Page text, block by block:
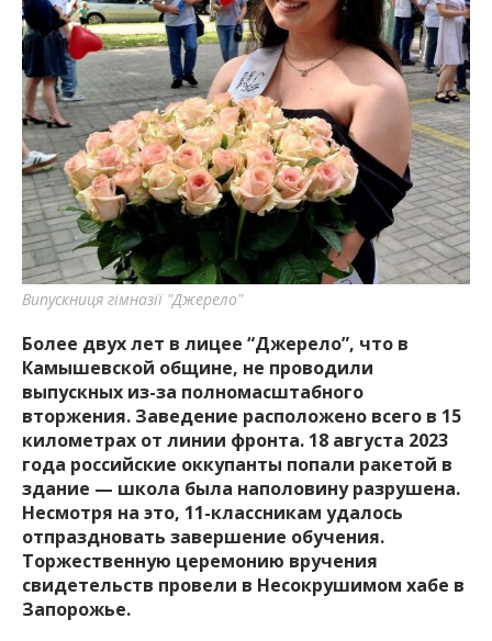
важную информацию о событиях
города Запорожья и области.
Випускниця гімназії "Джерело"
Более двух лет в лицее “Джерело”, что в
Камышевской общине, не проводили
выпускных из-за полномасштабного
вторжения. Заведение расположено всего в 15
километрах от линии фронта. 18 августа 2023
года российские оккупанты попали ракетой в
здание — школа была наполовину разрушена.
Несмотря на это, 11-классникам удалось
отпраздновать завершение обучения.
Торжественную церемонию вручения
свидетельств провели в Несокрушимом хабе в
Запорожье.